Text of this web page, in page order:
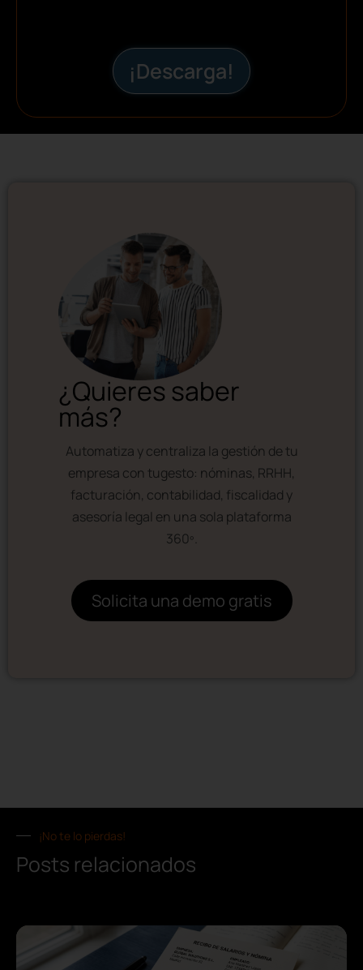
¡Descarga!
¿Quieres saber
más?
Automatiza y centraliza la gestión de tu
empresa con tugesto: nóminas, RRHH,
facturación, contabilidad, fiscalidad y
asesoría legal en una sola plataforma
360º.
Solicita una demo gratis
¡No te lo pierdas!
Posts relacionados